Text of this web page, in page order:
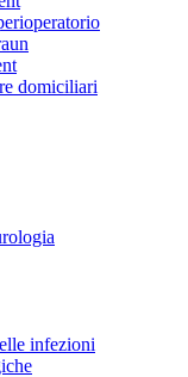
domiciliari
infezioni